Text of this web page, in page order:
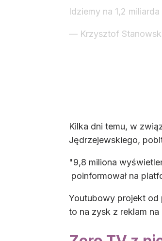
Idziemy na 1,2
— Krzysztof
Kilka dni temu, w
Jędrzejewskiego,
"9,8 miliona
poinformował na
Youtubowy projekt od
to na zysk z reklam